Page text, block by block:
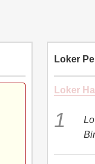
Loker
Loker